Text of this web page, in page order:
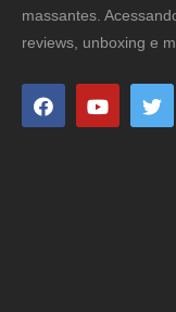
massantes.
reviews, unboxing e